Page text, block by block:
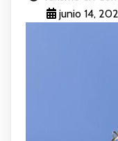
junio 14,